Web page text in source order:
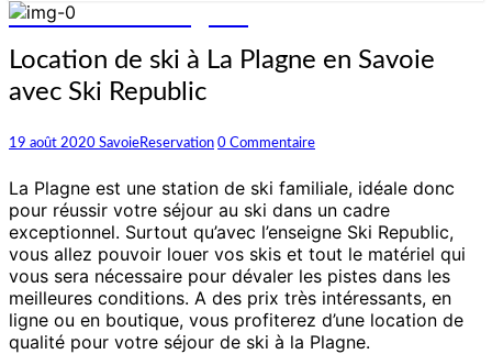
et réservez en ligne !
Location
ski
La
en
Savoie
avec
Ski
Republic
Location de ski à La Plagne en Savoie
avec Ski Republic
19 août 2020 SavoieReservation Commentaires
0 Commentaire
La Plagne est une station de ski familiale, idéale donc
pour réussir votre séjour au ski dans un cadre
exceptionnel. Surtout qu’avec l’enseigne Ski Republic,
vous allez pouvoir louer vos skis et tout le matériel qui
vous sera nécessaire pour dévaler les pistes dans les
meilleures conditions. A des prix très intéressants, en
ligne ou en boutique, vous profiterez d’une location de
qualité pour votre séjour de ski à la Plagne.